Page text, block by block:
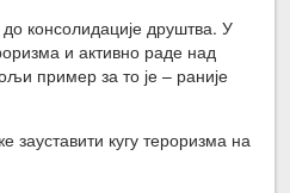
консолидације друштва. У
и активно раде над
пример за то је – раније
зауставити кугу тероризма на